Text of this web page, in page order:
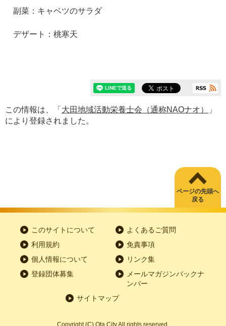
副菜：キャベツのサラダ
デザート：桃寒天
この情報は、「 大田地域活動栄養士会（通称NAOナオ）
」
により登録されました。
ページの先頭へ
戻る
このサイトについて
よくあるご質問
利用規約
免責事項
個人情報について
リンク集
登録団体募集
メールマガジンバックナ
ンバー
サイトマップ
Copyright (C) Ota City All rights reserved.